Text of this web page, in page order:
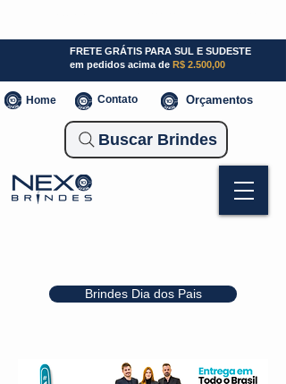
Brindes Dia dos Pais
FRETE GRÁTIS PARA SUL E SUDESTE
em pedidos acima de R$ 2.500,00
Home Contato Orçamentos
Buscar Brindes